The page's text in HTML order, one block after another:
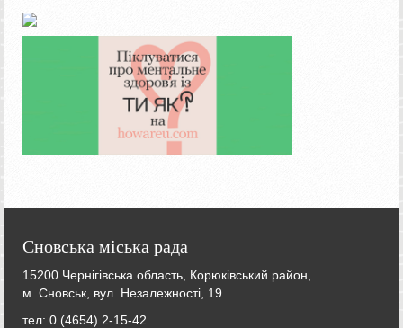
Сновська міська рада
15200 Чернігівська область, Корюківський район,
м. Сновськ, вул. Незалежності, 19
тел: 0 (4654) 2-15-42